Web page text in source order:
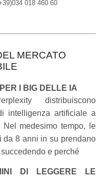
018 460 60
MERCATO
I BIG DELLE IA
distribuiscono
intelligenza artificiale a
medesimo tempo, le
da 8 anni in su prendano
e perché
DI LEGGERE LE